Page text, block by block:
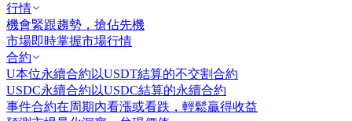
行情
機會緊跟趨勢，搶佔先機
市場即時掌握市場行情
合約
U本位永續合約 以USDT結算的不交割合約
USDC永續合約 以USDC結算的永續合約
事件合約在周期內看漲或看跌，輕鬆贏得收益